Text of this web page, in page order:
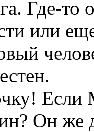
Где-то
или
Если
Он же